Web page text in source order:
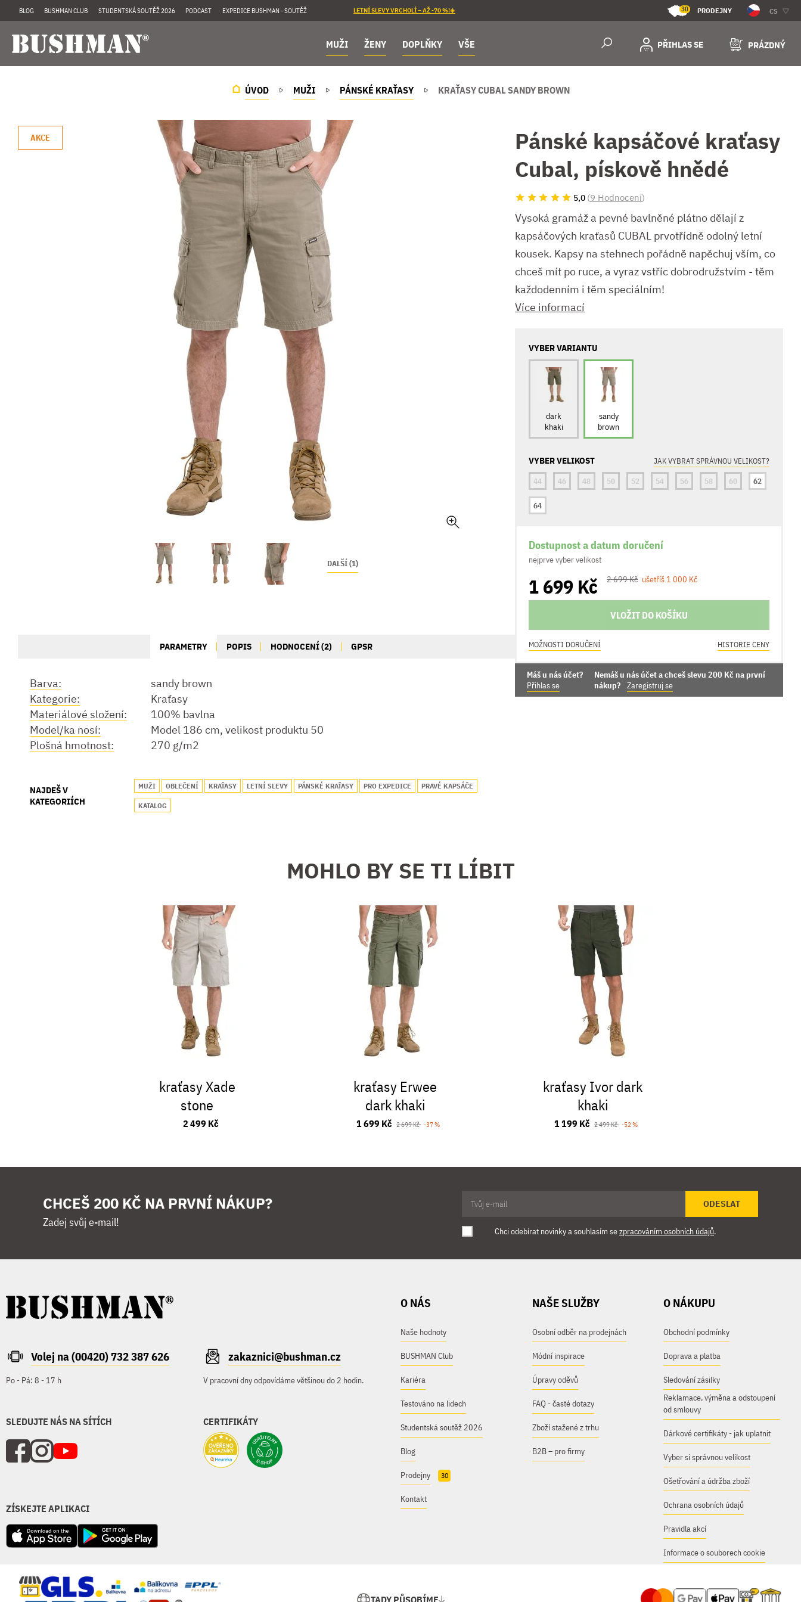
BLOG BUSHMAN CLUB STUDENTSKÁ SOUTĚŽ 2026 PODCAST EXPEDICE BUSHMAN - SOUTĚŽ LETNÍ SLEVY VRCHOLÍ – AŽ -70 %!☀️ 30 PRODEJNY CS
MUŽI ŽENY DOPLŇKY VŠE PŘIHLAS SE PRÁZDNÝ
ÚVOD MUŽI PÁNSKÉ KRAŤASY KRAŤASY CUBAL SANDY BROWN
AKCE
DALŠÍ (1)
Pánské kapsáčové kraťasy
Cubal, pískově hnědé
5,0 (9 Hodnocení)
Vysoká gramáž a pevné bavlněné plátno dělají z
kapsáčových kraťasů CUBAL prvotřídně odolný letní
kousek. Kapsy na stehnech pořádně napěchuj vším, co
chceš mít po ruce, a vyraz vstříc dobrodružstvím - těm
každodenním i těm speciálním!
Více informací
VYBER VARIANTU
dark
khaki
sandy
brown
VYBER VELIKOST
JAK VYBRAT SPRÁVNOU VELIKOST?
44
46 48 50 52 54 56 58 60 62
64
Dostupnost a datum doručení
nejprve vyber velikost
1 699 Kč 2 699 Kč ušetříš 1 000 Kč
VLOŽIT DO KOŠÍKU
MOŽNOSTI DORUČENÍ HISTORIE CENY
Máš u nás účet?
Přihlas se
Nemáš u nás účet a chceš slevu 200 Kč na první
nákup?
Zaregistruj se
PARAMETRY POPIS HODNOCENÍ (2) GPSR
Barva:
sandy brown
Kategorie:
Kraťasy
Materiálové složení:
100% bavlna
Model/ka nosí:
Model 186 cm, velikost produktu 50
Plošná hmotnost:
270 g/m2
NAJDEŠ V
KATEGORIÍCH
MUŽI OBLEČENÍ KRAŤASY LETNÍ SLEVY PÁNSKÉ KRAŤASY PRO EXPEDICE PRAVÉ KAPSÁČE
KATALOG
MOHLO BY SE TI LÍBIT
kraťasy Xade
stone
2 499 Kč
kraťasy Erwee
dark khaki
1 699 Kč 2 699 Kč -37 %
kraťasy Ivor dark
khaki
1 199 Kč 2 499 Kč -52 %
CHCEŠ 200 KČ NA PRVNÍ NÁKUP?
Zadej svůj e-mail!
ODESLAT
Chci odebírat novinky a souhlasím sezpracováním osobních údajů.
Volej na (00420) 732 387 626
Po - Pá: 8 - 17 h
zakaznici@bushman.cz
V pracovní dny odpovídáme většinou do 2 hodin.
SLEDUJTE NÁS NA SÍTÍCH CERTIFIKÁTY
ZÍSKEJTE APLIKACI
O NÁS
Naše hodnoty
BUSHMAN Club
Kariéra
Testováno na lidech
Studentská soutěž 2026
Blog
Prodejny 30
Kontakt
NAŠE SLUŽBY
Osobní odběr na prodejnách
Módní inspirace
Úpravy oděvů
FAQ - časté dotazy
Zboží stažené z trhu
B2B – pro firmy
O NÁKUPU
Obchodní podmínky
Doprava a platba
Sledování zásilky
Reklamace, výměna a odstoupení
od smlouvy
Dárkové certifikáty - jak uplatnit
Vyber si správnou velikost
Ošetřování a údržba zboží
Ochrana osobních údajů
Pravidla akcí
Informace o souborech cookie
TADY PŮSOBÍME